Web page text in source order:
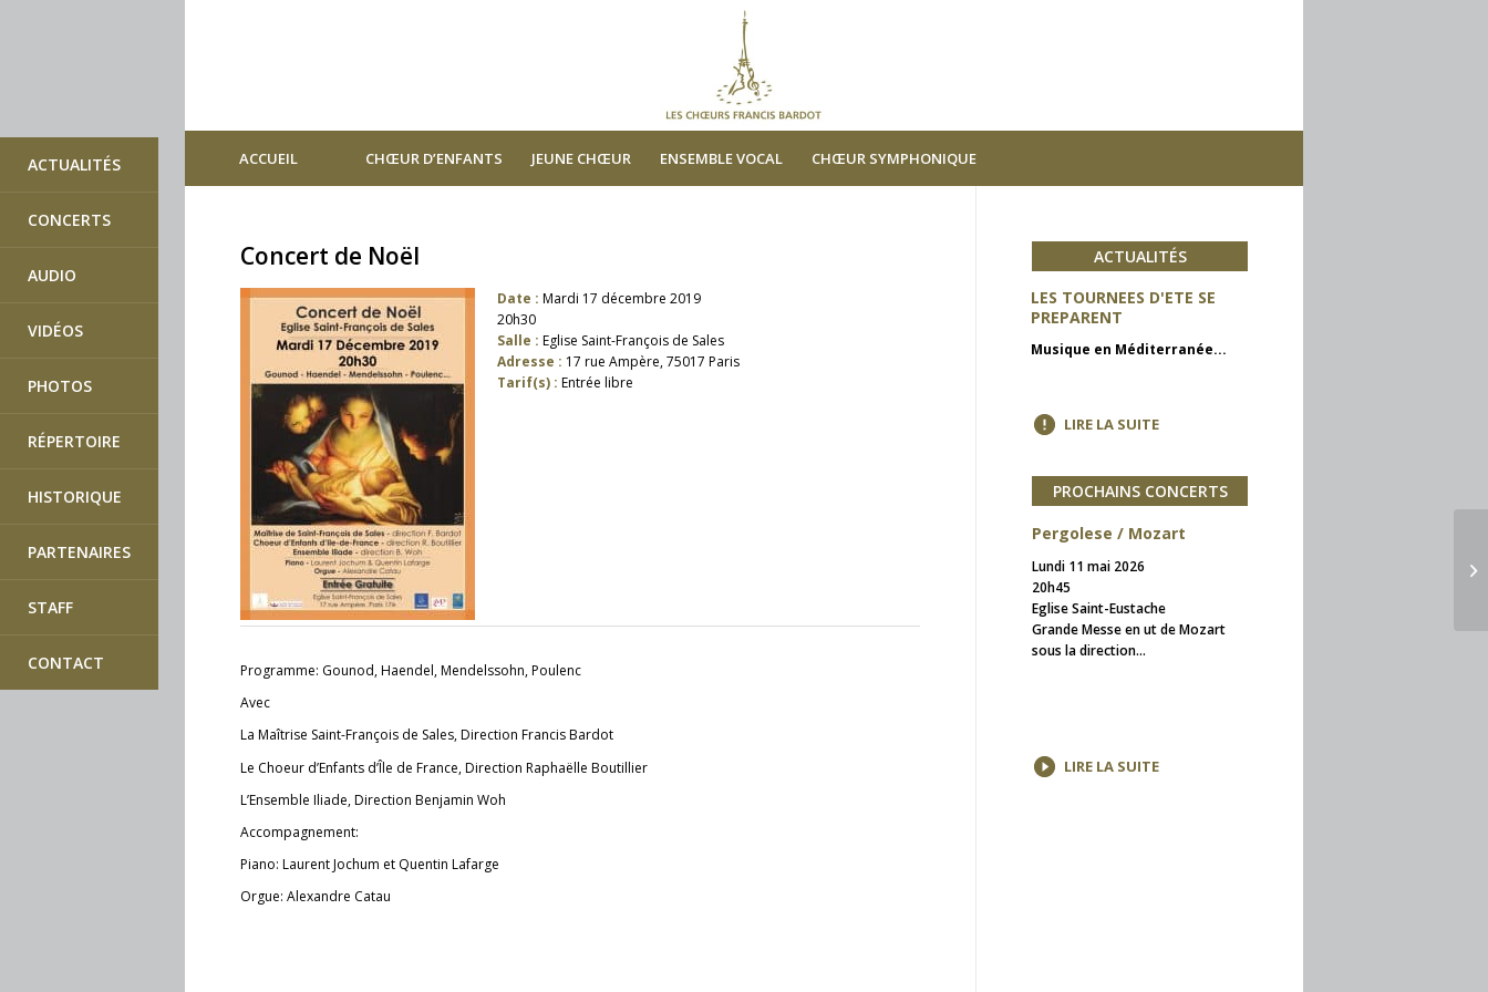
ACCUEIL CHŒUR D’ENFANTS JEUNE CHŒUR ENSEMBLE VOCAL CHŒUR SYMPHONIQUE
Concert de Noël
Date : Mardi 17 décembre 2019
20h30
Salle : Eglise Saint-François de Sales
Adresse : 17 rue Ampère, 75017 Paris
Tarif(s) : Entrée libre
Programme: Gounod, Haendel, Mendelssohn, Poulenc
Avec
La Maîtrise Saint-François de Sales, Direction Francis Bardot
Le Choeur d’Enfants d’Île de France, Direction Raphaëlle Boutillier
L’Ensemble Iliade, Direction Benjamin Woh
Accompagnement:
Piano: Laurent Jochum et Quentin Lafarge
Orgue: Alexandre Catau
ACTUALITÉS
LES TOURNEES D'ETE SE
PREPARENT
Musique en Méditerranée...
LIRE LA SUITE
PROCHAINS CONCERTS
Pergolese / Mozart
Lundi 11 mai 2026
20h45
Eglise Saint-Eustache
Grande Messe en ut de Mozart
sous la direction...
LIRE LA SUITE
ACTUALITÉS
CONCERTS
AUDIO
VIDÉOS
PHOTOS
RÉPERTOIRE
HISTORIQUE
PARTENAIRES
STAFF
CONTACT